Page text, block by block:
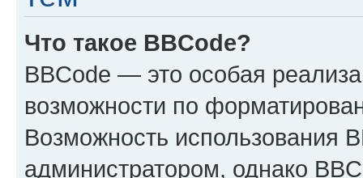
Что такое BBCode?
BBCode — это особая
возможности по
Возможность использования
администратором, однако